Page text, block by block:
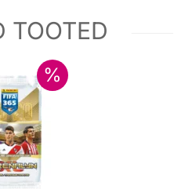
TOOTED